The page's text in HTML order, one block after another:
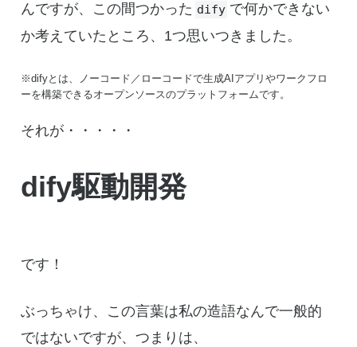
んですが、この間つかった dify で何かできない
か考えていたところ、1つ思いつきました。
※difyとは、ノーコード／ローコードで生成AIアプリやワークフロ
ーを構築できるオープンソースのプラットフォームです。
それが・・・・・
dify駆動開発
です！
ぶっちゃけ、この言葉は私の造語なんで一般的
ではないですが、つまりは、